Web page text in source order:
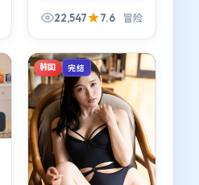
的冒险设定服务于这
忍。
22,547 7.6 冒险
韩国 完结